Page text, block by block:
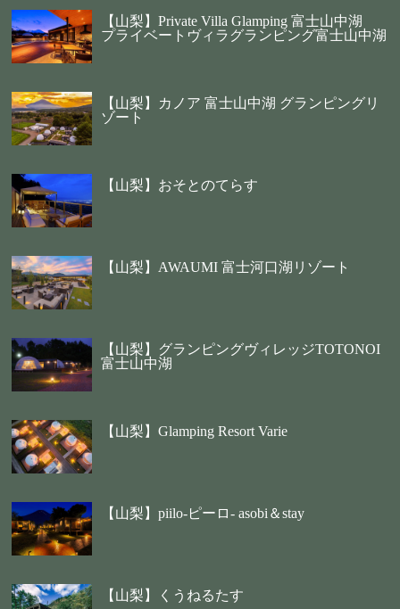
【山梨】Private Villa Glamping 富士山中湖
プライベートヴィラグランピング富士山中湖
【山梨】カノア 富士山中湖 グランピングリ
ゾート
【山梨】おそとのてらす
【山梨】AWAUMI 富士河口湖リゾート
【山梨】グランピングヴィレッジTOTONOI
富士山中湖
【山梨】Glamping Resort Varie
【山梨】piilo-ピーロ- asobi＆stay
【山梨】くうねるたす